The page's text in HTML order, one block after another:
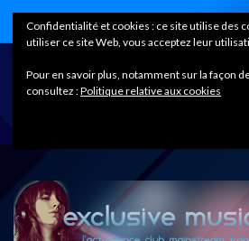
Home
Confidentialité et cookies : ce site utilise des
utiliser ce site Web, vous acceptez leur
Pour en savoir plus, notamment sur la façon
consultez :Politique relative aux cookies